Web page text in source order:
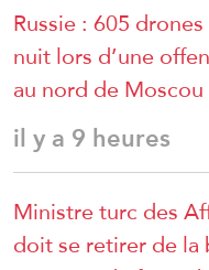
Russie : 605
nuit lors d’une
au nord de Moscou
il y a 9 heures
Ministre turc des
doit se retirer de la